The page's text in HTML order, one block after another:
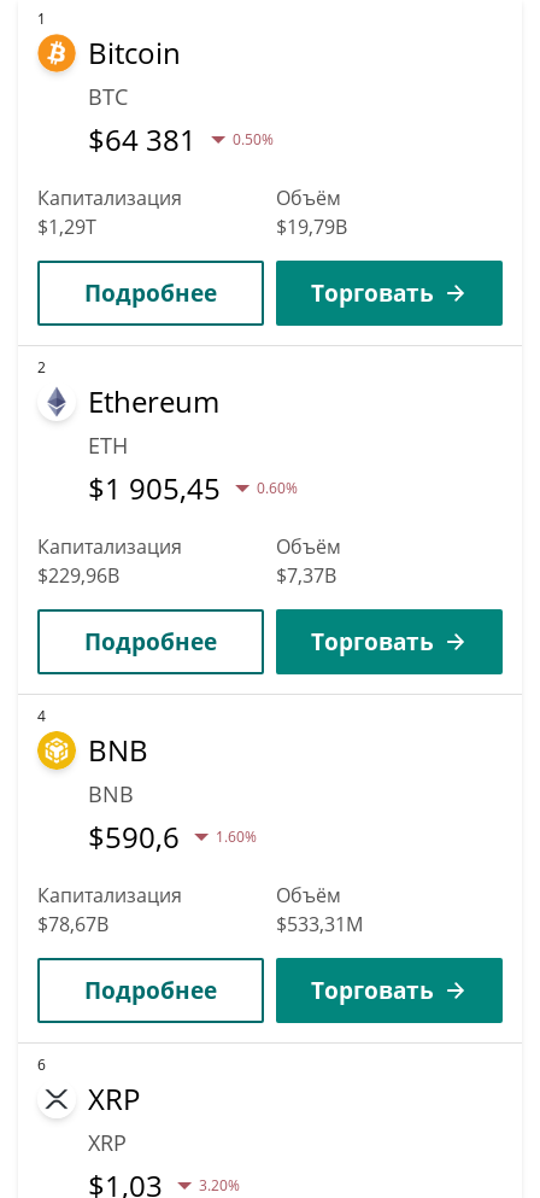
1
Bitcoin
BTC
$64 381 0.50%
Капитализация
$1,29T
Объём
$19,79B
Подробнее Торговать
2
Ethereum
ETH
$1 905,45 0.60%
Капитализация
$229,96B
Объём
$7,37B
Подробнее Торговать
4
BNB
BNB
$590,6 1.60%
Капитализация
$78,67B
Объём
$533,31M
Подробнее Торговать
6
XRP
XRP
$1,03 3.20%